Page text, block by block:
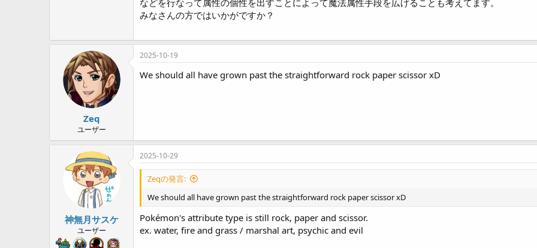
などを行なって属性の個性を出すことによって魔法属性手段を広げることも考えてます。
みなさんの方ではいかがですか？
Zeq
ユーザー
2025-10-19
We should all have grown past the straightforward rock paper scissor xD
神無月サスケ
ユーザー
2025-10-29
Zeqの発言:
We should all have grown past the straightforward rock paper scissor xD
Pokémon's attribute type is still rock, paper and scissor.
ex. water, fire and grass / marshal art, psychic and evil